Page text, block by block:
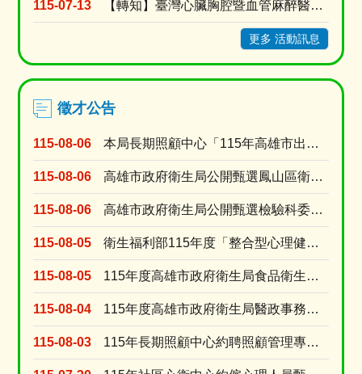
115-07-13 【轉知】臺灣心臟胸腔暨血管麻醉醫學會訂於115年8月30日辦理2026年臺灣心臟胸腔暨血管麻....
更多 活動訊息
徵才公告
115-08-06 本局長期照顧中心「115年高雄市出院準備銜接長照服務獎勵計畫」臨時人員甄選資格符合名單及甄選....
115-08-06 高雄市政府衛生局公開甄選鳳山區衛生所委任第5職等或薦任第6職等至第7職等衛生技術職系技士1名
115-08-06 高雄市政府衛生局公開甄選檢驗科委任第5職等或薦任第6職等至第7職等衛生技術職系技士(A670....
115-08-05 衛生福利部115年度「整合型心理健康工作計畫」臨時人員 甄選資格符合名單及甄選時間
115-08-05 115年度高雄市政府衛生局食品衛生科「約用人員」徵才公告
115-08-04 115年度高雄市政府衛生局醫政事務科「約用人員」徵才公告
115-08-03 115年長期照顧中心約聘照顧管理專員甄選24名